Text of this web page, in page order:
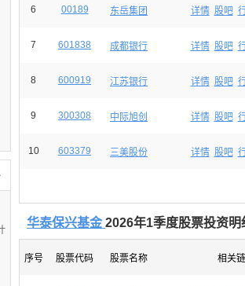
6 00189 东岳集团 详情 股吧
7 601838 成都银行 详情 股吧
8 600919 江苏银行 详情 股吧
9 300308 中际旭创 详情 股吧
10 603379 三美股份 详情 股吧
华泰保兴基金 2026年1季度股票投资明
序号 股票代码 股票名称 相关